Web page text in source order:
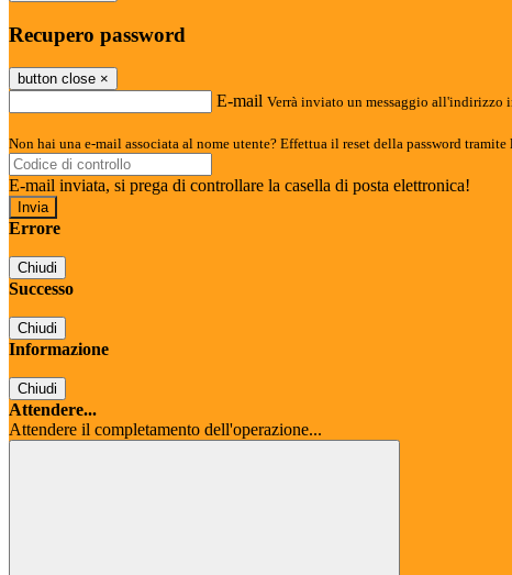
Recupero password
button close ×
E-mail Verrà inviato un messaggio all'indirizzo
Non hai una e-mail associata al nome utente? Effettua il reset della password tramite
E-mail inviata, si prega di controllare la casella di posta elettronica!
Errore
Chiudi
Successo
Chiudi
Informazione
Chiudi
Attendere...
Attendere il completamento dell'operazione...